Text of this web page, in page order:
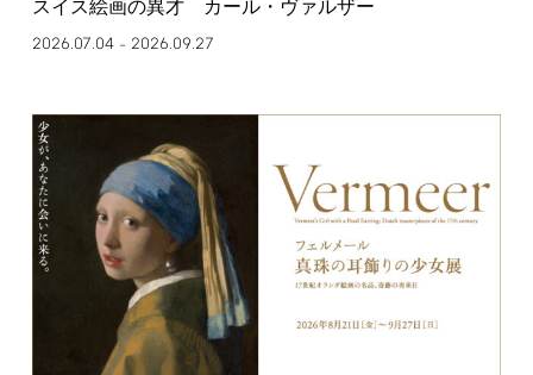
スイス絵画の異才 カール・ヴァルザー
2026.07.04– 2026.09.27